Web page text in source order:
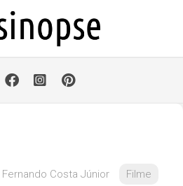
Costa Júnior Filme